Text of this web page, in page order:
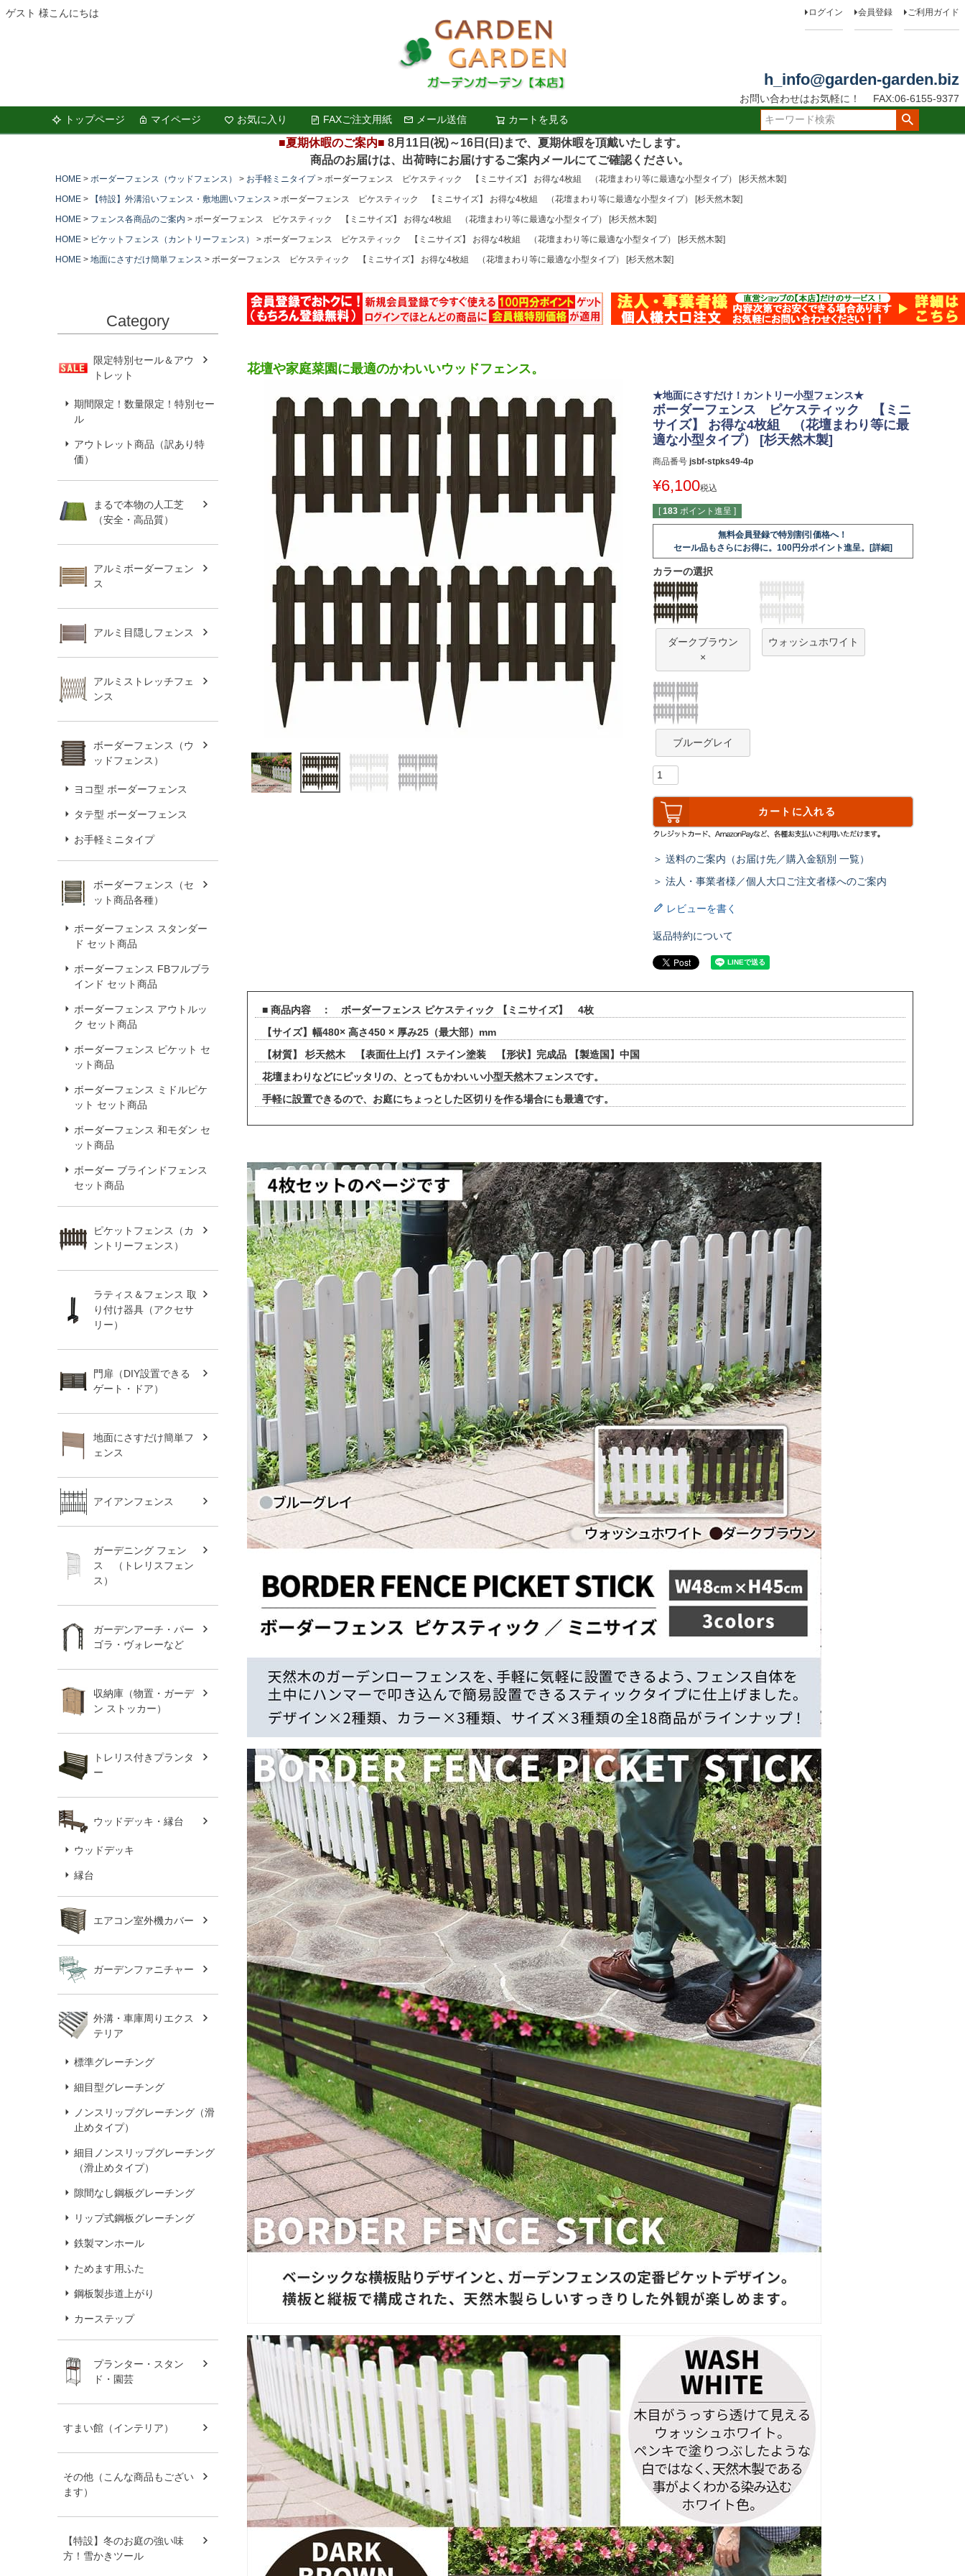
ゲスト 様こんにちは ログイン 会員登録 ご利用ガイド
h_info@garden-garden.biz
お問い合わせはお気軽に！
FAX:06-6155-9377
トップページ
マイページ お気に入り FAXご注文用紙 メール送信 カートを見る
検索
■夏期休暇のご案内■ 8月11日(祝)～16日(日)まで、夏期休暇を頂戴いたします。
商品のお届けは、出荷時にお届けするご案内メールにてご確認ください。
HOME ボーダーフェンス（ウッドフェンス） お手軽ミニタイプ
ボーダーフェンス ピケスティック 【ミニサイズ】 お得な4枚組 （花壇まわり等に最適な小型タイプ） [杉天然木製]
HOME
【特設】外溝沿いフェンス・敷地囲いフェンス
ボーダーフェンス ピケスティック 【ミニサイズ】 お得な4枚組 （花壇まわり等に最適な小型タイプ） [杉天然木製]
HOME
フェンス各商品のご案内
ボーダーフェンス ピケスティック 【ミニサイズ】 お得な4枚組 （花壇まわり等に最適な小型タイプ） [杉天然木製]
HOME
ピケットフェンス（カントリーフェンス）
ボーダーフェンス ピケスティック 【ミニサイズ】 お得な4枚組 （花壇まわり等に最適な小型タイプ） [杉天然木製]
HOME
地面にさすだけ簡単フェンス ボーダーフェンス ピケスティック 【ミニサイズ】 お得な4枚組 （花壇まわり等に最適な小型タイプ） [杉天然木製]
Category
限定特別セール＆アウ
トレット
期間限定！数量限定！特別セー
ル
アウトレット商品（訳あり特
価）
まるで本物の人工芝
（安全・高品質）
アルミボーダーフェン
ス
アルミ目隠しフェンス
アルミストレッチフェ
ンス
ボーダーフェンス（ウ
ッドフェンス）
ヨコ型 ボーダーフェンス
タテ型 ボーダーフェンス
お手軽ミニタイプ
ボーダーフェンス（セ
ット商品各種）
ボーダーフェンス スタンダー
ド セット商品
ボーダーフェンス FBフルブラ
インド セット商品
ボーダーフェンス アウトルッ
ク セット商品
ボーダーフェンス ピケット セ
ット商品
ボーダーフェンス ミドルピケ
ット セット商品
ボーダーフェンス 和モダン セ
ット商品
ボーダー ブラインドフェンス
セット商品
ピケットフェンス（カ
ントリーフェンス）
ラティス＆フェンス 取
り付け器具（アクセサ
リー）
門扉（DIY設置できる
ゲート・ドア）
地面にさすだけ簡単フ
ェンス
アイアンフェンス
ガーデニング フェン
ス （トレリスフェン
ス）
ガーデンアーチ・パー
ゴラ・ヴォレーなど
収納庫（物置・ガーデ
ン ストッカー）
トレリス付きプランタ
ー
ウッドデッキ・縁台
ウッドデッキ
縁台
エアコン室外機カバー
ガーデンファニチャー
外溝・車庫周りエクス
テリア
標準グレーチング
細目型グレーチング
ノンスリップグレーチング（滑
止めタイプ）
細目ノンスリップグレーチング
（滑止めタイプ）
隙間なし鋼板グレーチング
リップ式鋼板グレーチング
鉄製マンホール
ためます用ふた
鋼板製歩道上がり
カーステップ
プランター・スタン
ド・園芸
すまい館（インテリア）
その他（こんな商品もござい
ます）
【特設】冬のお庭の強い味
方！雪かきツール
花壇や家庭菜園に最適のかわいいウッドフェンス。
★地面にさすだけ！カントリー小型フェンス★
ボーダーフェンス ピケスティック 【ミニ
サイズ】 お得な4枚組 （花壇まわり等に最
適な小型タイプ） [杉天然木製]
商品番号 jsbf-stpks49-4p
¥6,100税込
[ 183 ポイント進呈 ]
無料会員登録で特別割引価格へ！
セール品もさらにお得に。100円分ポイント進呈。[詳細]
カラーの選択
ダークブラウン
×
ウォッシュホワイト
ブルーグレイ
カートに入れる
＞ 送料のご案内（お届け先／購入金額別 一覧）
＞ 法人・事業者様／個人大口ご注文者様へのご案内
レビューを書く
返品特約について
■ 商品内容 ： ボーダーフェンス ピケスティック 【ミニサイズ】 4枚
【サイズ】幅480× 高さ450 × 厚み25（最大部）mm
【材質】 杉天然木 【表面仕上げ】ステイン塗装 【形状】完成品 【製造国】中国
花壇まわりなどにピッタリの、とってもかわいい小型天然木フェンスです。
手軽に設置できるので、お庭にちょっとした区切りを作る場合にも最適です。